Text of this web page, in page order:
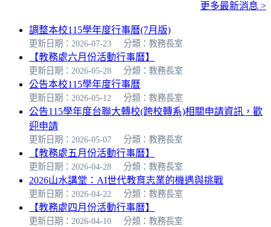
更多最新消息 >
調整本校115學年度行事曆(7月版)
更新日期：2026-07-23 分類：教務長室
【教務處六月份活動行事曆】
更新日期：2026-05-28 分類：教務長室
公告本校115學年度行事曆
更新日期：2026-05-12 分類：教務長室
公告115學年度台聯大轉校(跨校轉系)相關申請資訊，歡
迎申請
更新日期：2026-05-07 分類：教務長室
【教務處五月份活動行事曆】
更新日期：2026-04-28 分類：教務長室
2026山水講堂：AI世代教育志業的機遇與挑戰
更新日期：2026-04-22 分類：教務長室
【教務處四月份活動行事曆】
更新日期：2026-04-10 分類：教務長室